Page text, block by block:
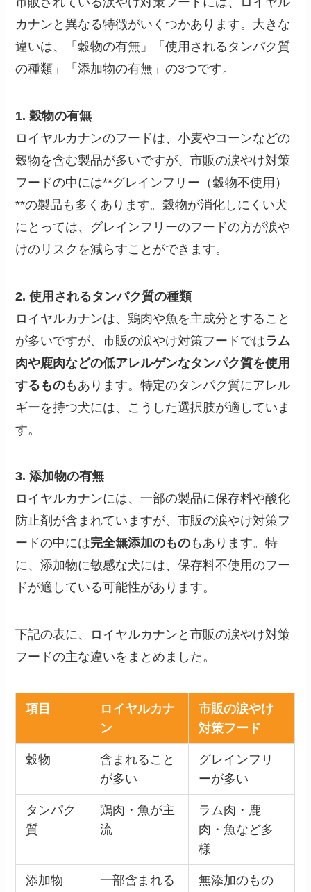
カナンと異なる特徴がいくつかあります。大きな
違いは、「穀物の有無」「使用されるタンパク質
の種類」「添加物の有無」の3つです。
1. 穀物の有無
ロイヤルカナンのフードは、小麦やコーンなどの
穀物を含む製品が多いですが、市販の涙やけ対策
フードの中には**グレインフリー（穀物不使用）
**の製品も多くあります。穀物が消化しにくい犬
にとっては、グレインフリーのフードの方が涙や
けのリスクを減らすことができます。
2. 使用されるタンパク質の種類
ロイヤルカナンは、鶏肉や魚を主成分とすること
が多いですが、市販の涙やけ対策フードではラム
肉や鹿肉などの低アレルゲンなタンパク質を使用
するものもあります。特定のタンパク質にアレル
ギーを持つ犬には、こうした選択肢が適していま
す。
3. 添加物の有無
ロイヤルカナンには、一部の製品に保存料や酸化
防止剤が含まれていますが、市販の涙やけ対策フ
ードの中には完全無添加のものもあります。特
に、添加物に敏感な犬には、保存料不使用のフー
ドが適している可能性があります。
下記の表に、ロイヤルカナンと市販の涙やけ対策
フードの主な違いをまとめました。
項目
ロイヤルカナ
ン
市販の涙やけ
対策フード
穀物
含まれること
が多い
グレインフリ
ーが多い
タンパク
質
鶏肉・魚が主
流
ラム肉・鹿
肉・魚など多
様
添加物 一部含まれる
無添加のもの